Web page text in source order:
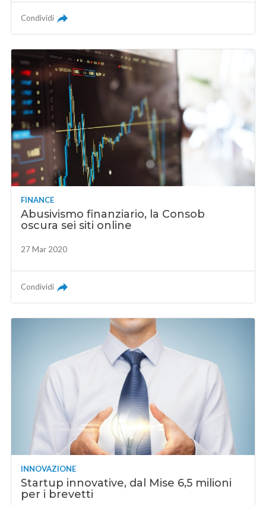
Condividi
FINANCE
Abusivismo finanziario, la Consob
oscura sei siti online
27 Mar 2020
Condividi
INNOVAZIONE
Startup innovative, dal Mise 6,5 milioni
per i brevetti